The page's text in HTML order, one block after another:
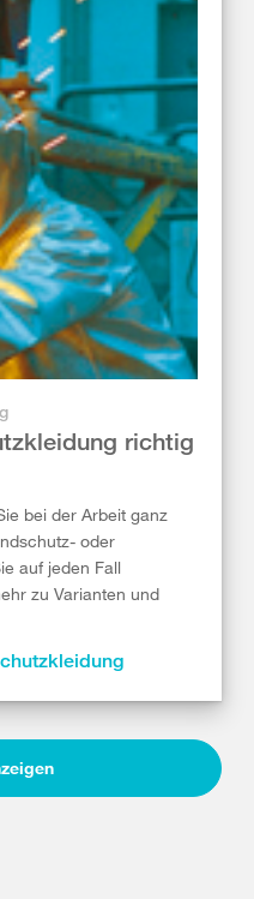
richtig
bei der Arbeit ganz
oder
auf jeden Fall
zu Varianten und